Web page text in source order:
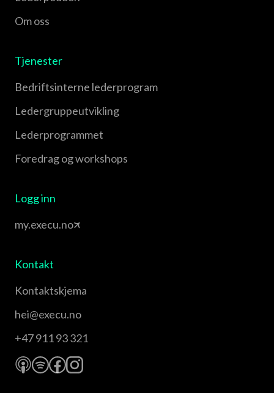
Om oss
Tjenester
Bedriftsinterne lederprogram
Leder­gruppe­utvikling
Leder­programmet
Foredrag og workshops
Logg inn
my.execu.no
Kontakt
Kontaktskjema
hei@execu.no
+47 911 93 321